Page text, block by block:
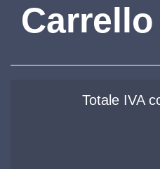
Carrello
Totale IVA